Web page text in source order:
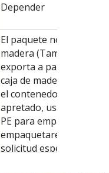
Depender
El paquete normal es
madera (Tamaño:
exporta a países
caja de madera será
el contenedor es
apretado, usaremos
PE para empacar o lo
empaquetaremos según
solicitud especial del